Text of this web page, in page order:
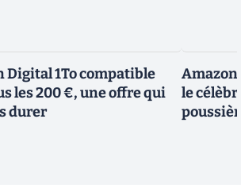
Digital 1To compatible
les 200 €, une offre qui
durer
Amazon
le